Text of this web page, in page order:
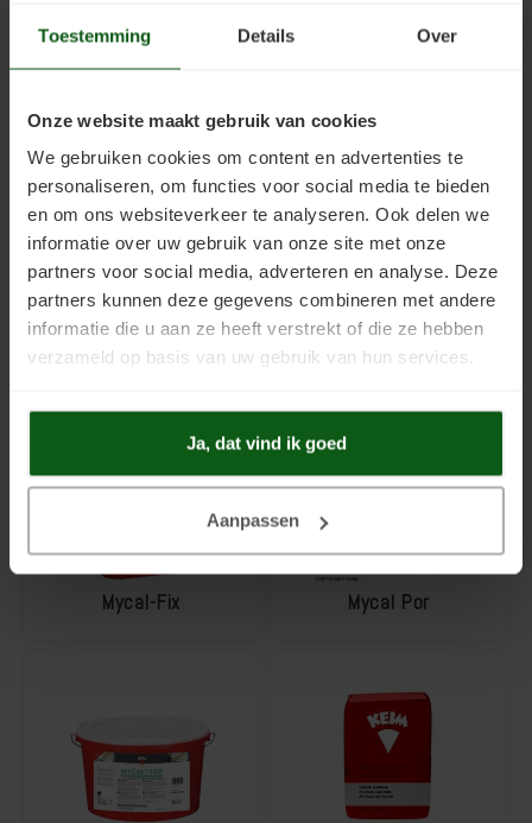
Toestemming Details Over
Onze website maakt gebruik van cookies
We gebruiken cookies om content en advertenties te
personaliseren, om functies voor social media te bieden
en om ons websiteverkeer te analyseren. Ook delen we
informatie over uw gebruik van onze site met onze
partners voor social media, adverteren en analyse. Deze
partners kunnen deze gegevens combineren met andere
informatie die u aan ze heeft verstrekt of die ze hebben
verzameld op basis van uw gebruik van hun services.
Ja, dat vind ik goed
Aanpassen
Lignosil Inco Lignosil Inco DL
Lignosil-Scudo Lotexan
Mycal-Fix Mycal Por